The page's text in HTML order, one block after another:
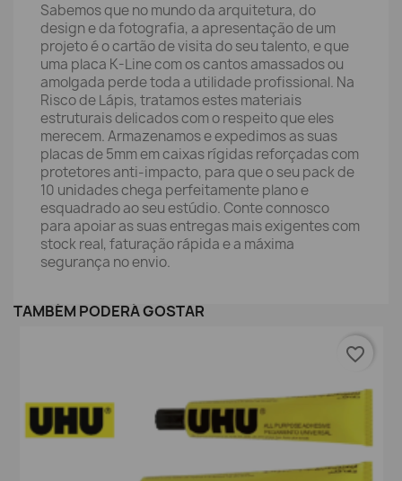
Sabemos que no mundo da arquitetura, do
design e da fotografia, a apresentação de um
projeto é o cartão de visita do seu talento, e que
uma placa K-Line com os cantos amassados ou
amolgada perde toda a utilidade profissional. Na
Risco de Lápis, tratamos estes materiais
estruturais delicados com o respeito que eles
merecem. Armazenamos e expedimos as suas
placas de 5mm em caixas rígidas reforçadas com
protetores anti-impacto, para que o seu pack de
10 unidades chega perfeitamente plano e
esquadrado ao seu estúdio. Conte connosco
para apoiar as suas entregas mais exigentes com
stock real, faturação rápida e a máxima
segurança no envio.
TAMBÉM PODERÁ GOSTAR
favorite_border